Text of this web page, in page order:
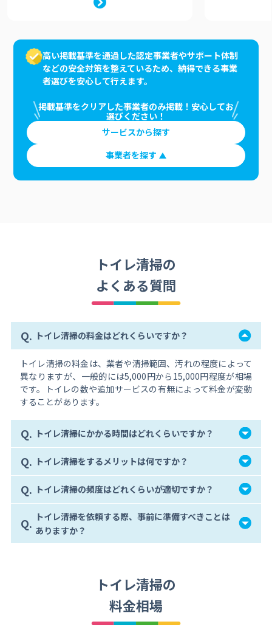
高い掲載基準を通過した認定事業者やサポート体制
などの安全対策を整えているため、納得できる事業
者選びを安心して行えます。
掲載基準をクリアした事業者のみ掲載！安心してお
選びください！
サービスから探す
事業者を探す
トイレ清掃の
よくある質問
Q. トイレ清掃の料金はどれくらいですか？
トイレ清掃の料金は、業者や清掃範囲、汚れの程度によって
異なりますが、一般的には5,000円から15,000円程度が相場
です。トイレの数や追加サービスの有無によって料金が変動
することがあります。
Q. トイレ清掃にかかる時間はどれくらいですか？
Q. トイレ清掃をするメリットは何ですか？
Q. トイレ清掃の頻度はどれくらいが適切ですか？
Q. トイレ清掃を依頼する際、事前に準備すべきことは
ありますか？
トイレ清掃の
料金相場